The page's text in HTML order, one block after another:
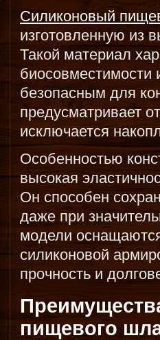
Силиконовый
изготовленную из
Такой материал
биосовместимости
безопасным для
предусматривает
исключается
Особенностью
высокая
Он способен
даже при
модели
силиконовой
прочность и
пищевого